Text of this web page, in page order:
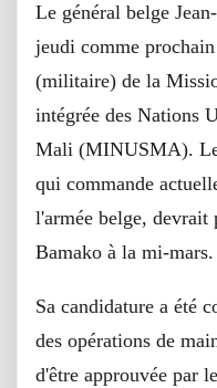
Le général belge
jeudi comme
(militaire) de la
intégrée des Nations
Mali (MINUSMA).
qui commande
l'armée belge, devrait
Bamako à la mi-mars.
Sa candidature a été
des opérations de
d'être approuvée par